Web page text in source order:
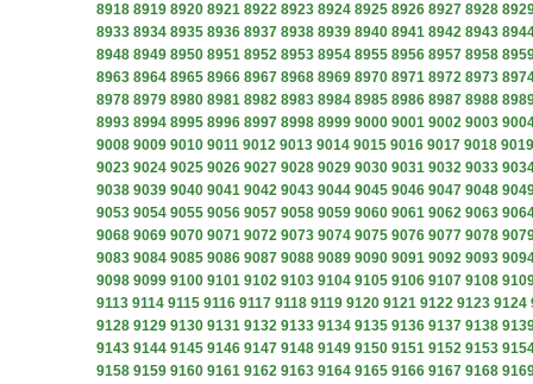
8918 8919 8920 8921 8922 8923 8924 8925 8926 8927 8928
8933 8934 8935 8936 8937 8938 8939 8940 8941 8942 8943
8948 8949 8950 8951 8952 8953 8954 8955 8956 8957 8958
8963 8964 8965 8966 8967 8968 8969 8970 8971 8972 8973
8978 8979 8980 8981 8982 8983 8984 8985 8986 8987 8988
8993 8994 8995 8996 8997 8998 8999 9000 9001 9002 9003
9008 9009 9010 9011 9012 9013 9014 9015 9016 9017 9018 9019
9023 9024 9025 9026 9027 9028 9029 9030 9031 9032 9033
9038 9039 9040 9041 9042 9043 9044 9045 9046 9047 9048
9053 9054 9055 9056 9057 9058 9059 9060 9061 9062 9063
9068 9069 9070 9071 9072 9073 9074 9075 9076 9077 9078
9083 9084 9085 9086 9087 9088 9089 9090 9091 9092 9093
9098 9099 9100 9101 9102 9103 9104 9105 9106 9107 9108
9113 9114 9115 9116 9117 9118 9119 9120 9121 9122 9123 9124
9128 9129 9130 9131 9132 9133 9134 9135 9136 9137 9138
9143 9144 9145 9146 9147 9148 9149 9150 9151 9152 9153
9158 9159 9160 9161 9162 9163 9164 9165 9166 9167 9168